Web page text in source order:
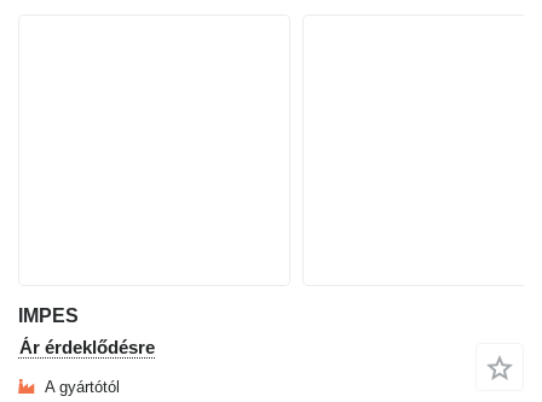
IMPES
Ár érdeklődésre
A gyártótól